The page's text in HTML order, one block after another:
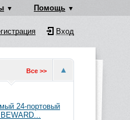
Помощь
Вход
Все >>
24-портовый